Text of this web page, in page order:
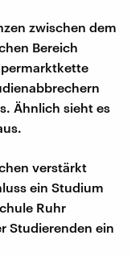
zwischen dem
Bereich
Ähnlich sieht es
verstärkt
ein Studium
Ruhr
Studierenden ein